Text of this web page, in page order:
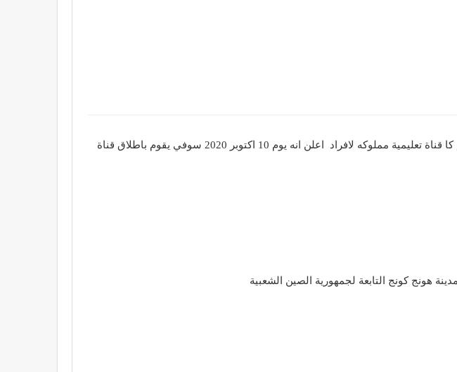
شركة طليق يوم احتفال ابراهيم عادل بقناته علي اليوتيوب انها اصبحت القناة الاكبر في العالم كا قناة تعليمية مملوكه لافراد اعلن انه يوم 10 اكتوبر 2020 سوفي يقوم باطلاق قناة
هونج كونج التابعة لجمهورية الصين الشعبية